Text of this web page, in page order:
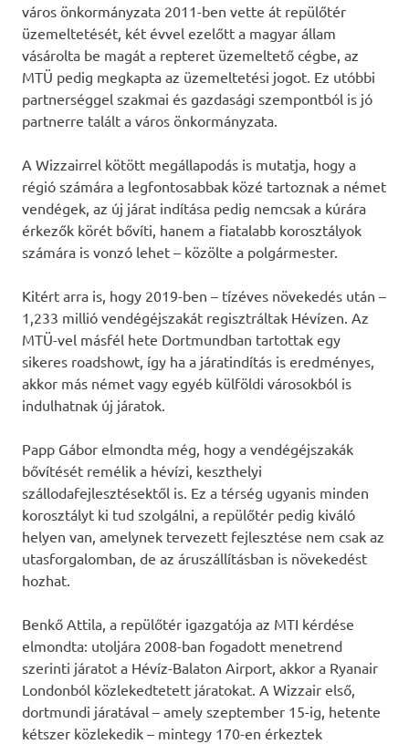
város önkormányzata 2011-ben vette át repülőtér
üzemeltetését, két évvel ezelőtt a magyar állam
vásárolta be magát a repteret üzemeltető cégbe, az
MTÜ pedig megkapta az üzemeltetési jogot. Ez utóbbi
partnerséggel szakmai és gazdasági szempontból is jó
partnerre talált a város önkormányzata.
A Wizzairrel kötött megállapodás is mutatja, hogy a
régió számára a legfontosabbak közé tartoznak a német
vendégek, az új járat indítása pedig nemcsak a kúrára
érkezők körét bővíti, hanem a fiatalabb korosztályok
számára is vonzó lehet – közölte a polgármester.
Kitért arra is, hogy 2019-ben – tízéves növekedés után –
1,233 millió vendégéjszakát regisztráltak Hévízen. Az
MTÜ-vel másfél hete Dortmundban tartottak egy
sikeres roadshowt, így ha a járatindítás is eredményes,
akkor más német vagy egyéb külföldi városokból is
indulhatnak új járatok.
Papp Gábor elmondta még, hogy a vendégéjszakák
bővítését remélik a hévízi, keszthelyi
szállodafejlesztésektől is. Ez a térség ugyanis minden
korosztályt ki tud szolgálni, a repülőtér pedig kiváló
helyen van, amelynek tervezett fejlesztése nem csak az
utasforgalomban, de az áruszállításban is növekedést
hozhat.
Benkő Attila, a repülőtér igazgatója az MTI kérdése
elmondta: utoljára 2008-ban fogadott menetrend
szerinti járatot a Hévíz-Balaton Airport, akkor a Ryanair
Londonból közlekedtetett járatokat. A Wizzair első,
dortmundi járatával – amely szeptember 15-ig, hetente
kétszer közlekedik – mintegy 170-en érkeztek